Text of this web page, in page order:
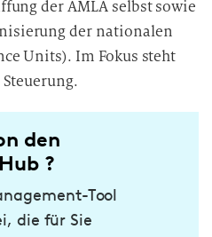
der AMLA selbst sowie
der nationalen
Units). Im Fokus steht
den
?
Tool
die für Sie